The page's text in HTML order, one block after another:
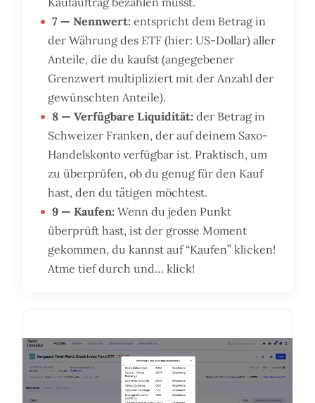
7 — Nennwert: entspricht dem Betrag in
der Währung des ETF (hier: US-Dollar) aller
Anteile, die du kaufst (angegebener
Grenzwert multipliziert mit der Anzahl der
gewünschten Anteile).
8 — Verfügbare Liquidität: der Betrag in
Schweizer Franken, der auf deinem Saxo-
Handelskonto verfügbar ist. Praktisch, um
zu überprüfen, ob du genug für den Kauf
hast, den du tätigen möchtest.
9 — Kaufen: Wenn du jeden Punkt
überprüft hast, ist der grosse Moment
gekommen, du kannst auf “Kaufen” klicken!
Atme tief durch und… klick!